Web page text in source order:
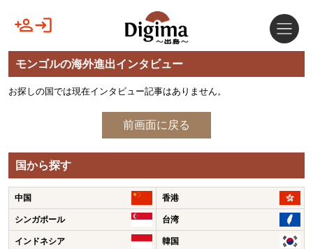
モンゴルの海外進出インタビュー
お探しの国では現在インタビュー記事はありません。
前画面に戻る
国から探す
中国 香港
シンガポール 台湾
インドネシア 韓国